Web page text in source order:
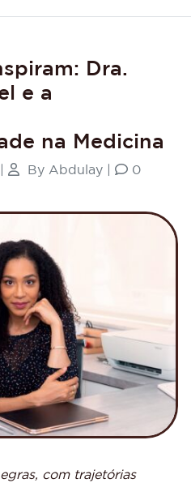
Dra.
e a
na Medicina
| By Abdulay |
0
com trajetórias